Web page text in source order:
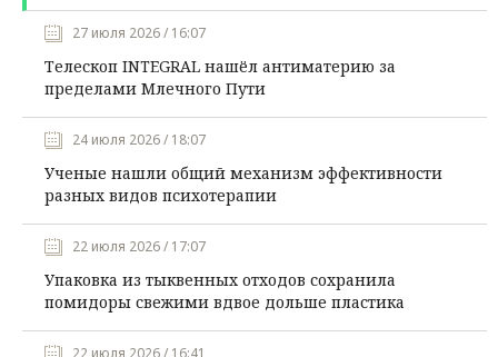
27 июля 2026 / 16:07
Телескоп INTEGRAL нашёл антиматерию за
пределами Млечного Пути
24 июля 2026 / 18:07
Ученые нашли общий механизм эффективности
разных видов психотерапии
22 июля 2026 / 17:07
Упаковка из тыквенных отходов сохранила
помидоры свежими вдвое дольше пластика